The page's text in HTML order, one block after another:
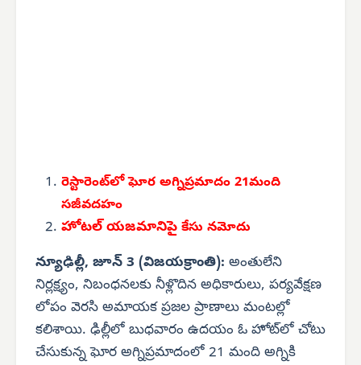
రెస్టారెంట్‌లోఘోర అగ్నిప్రమాదం 21మంది
సజీవదహం
హోటల్ యజమానిపై కేసు నమోదు
న్యూఢిల్లీ, జూన్ 3 (విజయక్రాంతి): అంతులేని
నిర్లక్ష్యం, నిబంధనలకు నీళ్లొదిన అధికారులు, పర్యవేక్షణ
లోపం వెరసి అమాయక ప్రజల ప్రాణాలు మంటల్లో
కలిశాయి. ఢిల్లీలో బుధవారం ఉదయం ఓ హోట్‌లో చోటు
చేసుకున్న ఘోర అగ్నిప్రమాదంలో 21 మంది అగ్నికి